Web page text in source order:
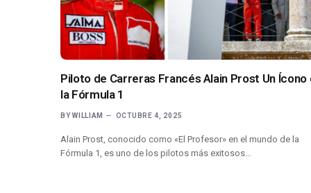
Piloto de Carreras Francés Alain Prost Un Ícono
la Fórmula 1
BY WILLIAM OCTUBRE 4, 2025
Alain Prost, conocido como «El Profesor» en el mundo de la
Fórmula 1, es uno de los pilotos más exitosos…